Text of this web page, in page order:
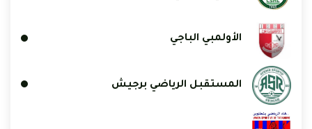
الأولمبي الباجي
المستقبل الرياضي برجيش